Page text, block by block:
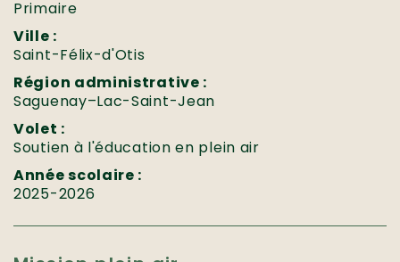
Primaire
Ville :
Saint-Félix-d'Otis
Région administrative :
Saguenay–Lac-Saint-Jean
Volet :
Soutien à l'éducation en plein air
Année scolaire :
2025-2026